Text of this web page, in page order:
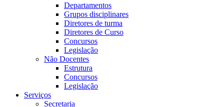
Departamentos
Grupos disciplinares
Diretores de turma
Diretores de Curso
Concursos
Legislação
Não Docentes
Estrutura
Concursos
Legislação
Serviços
Secretaria